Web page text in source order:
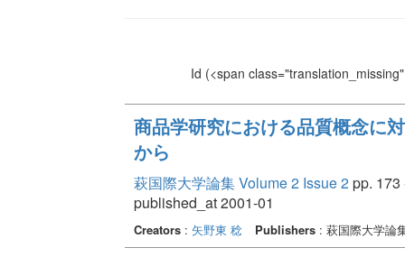
Id (<span
商品学研究における品質概念に
から
萩国際大学論集 Volume 2 Issue 2pp. 173
published_at 2001-01
Creators: 矢野東 稔 Publishers: 萩国際大学論